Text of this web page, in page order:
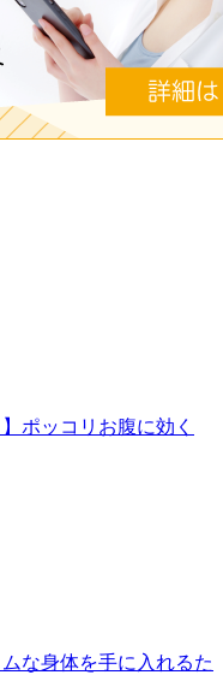
ポッコリお腹に効く
な身体を手に入れるた